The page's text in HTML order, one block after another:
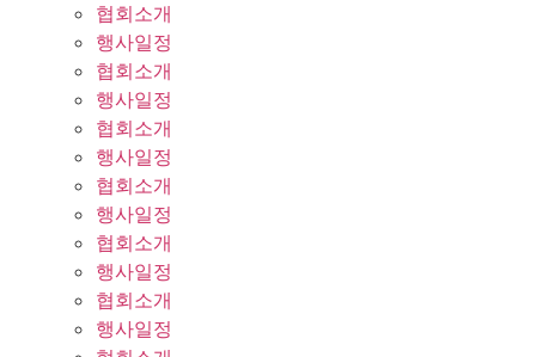
협회소개
행사일정
협회소개
행사일정
협회소개
행사일정
협회소개
행사일정
협회소개
행사일정
협회소개
행사일정